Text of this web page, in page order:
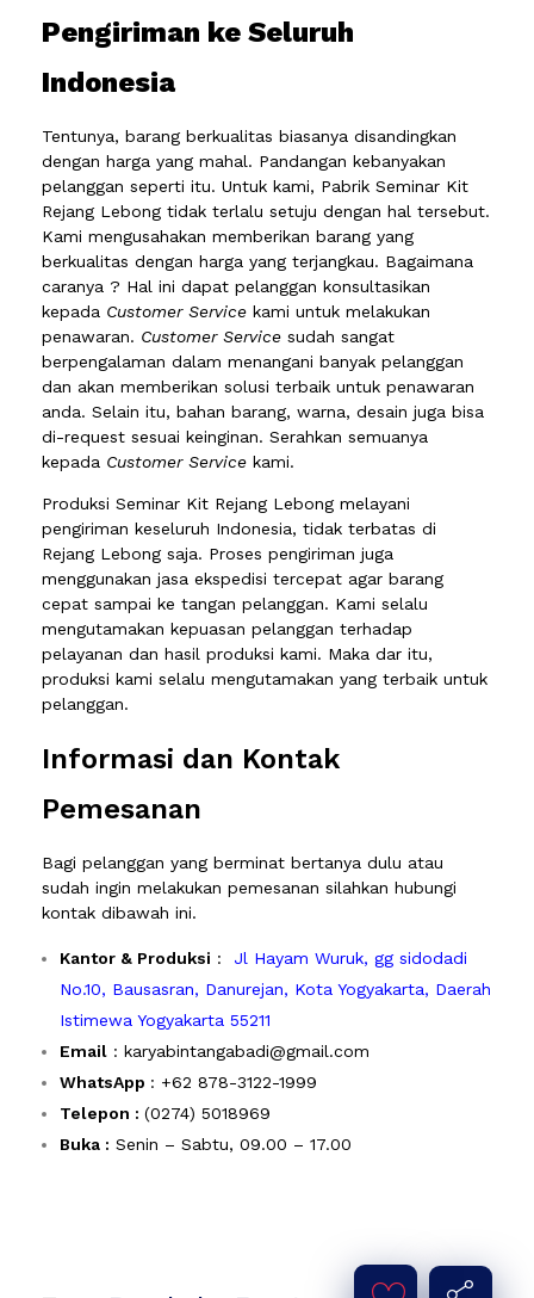
Pengiriman ke Seluruh
Indonesia
Tentunya, barang berkualitas biasanya disandingkan
dengan harga yang mahal. Pandangan kebanyakan
pelanggan seperti itu. Untuk kami, Pabrik Seminar Kit
Rejang Lebong tidak terlalu setuju dengan hal tersebut.
Kami mengusahakan memberikan barang yang
berkualitas dengan harga yang terjangkau. Bagaimana
caranya ? Hal ini dapat pelanggan konsultasikan
kepada Customer Service kami untuk melakukan
penawaran. Customer Service sudah sangat
berpengalaman dalam menangani banyak pelanggan
dan akan memberikan solusi terbaik untuk penawaran
anda. Selain itu, bahan barang, warna, desain juga bisa
di-request sesuai keinginan. Serahkan semuanya
kepada Customer Service kami.
Produksi Seminar Kit Rejang Lebong melayani
pengiriman keseluruh Indonesia, tidak terbatas di
Rejang Lebong saja. Proses pengiriman juga
menggunakan jasa ekspedisi tercepat agar barang
cepat sampai ke tangan pelanggan. Kami selalu
mengutamakan kepuasan pelanggan terhadap
pelayanan dan hasil produksi kami. Maka dar itu,
produksi kami selalu mengutamakan yang terbaik untuk
pelanggan.
Informasi dan Kontak
Pemesanan
Bagi pelanggan yang berminat bertanya dulu atau
sudah ingin melakukan pemesanan silahkan hubungi
kontak dibawah ini.
Kantor & Produksi : Jl Hayam Wuruk, gg sidodadi
No.10, Bausasran, Danurejan, Kota Yogyakarta, Daerah
Istimewa Yogyakarta 55211
Email : karyabintangabadi@gmail.com
WhatsApp : +62 878-3122-1999
Telepon :(0274) 5018969
Buka : Senin – Sabtu, 09.00 – 17.00